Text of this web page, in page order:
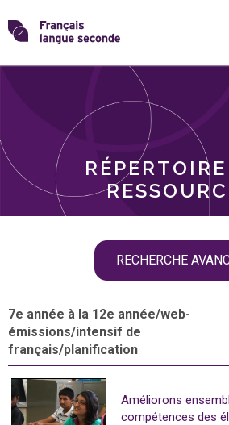
Skip
toTransformons
langue
RECHERCHE
THÈMES
7e année à la 12e année/web-
émissions/intensif de
français/planification
Améliorons
compétences des